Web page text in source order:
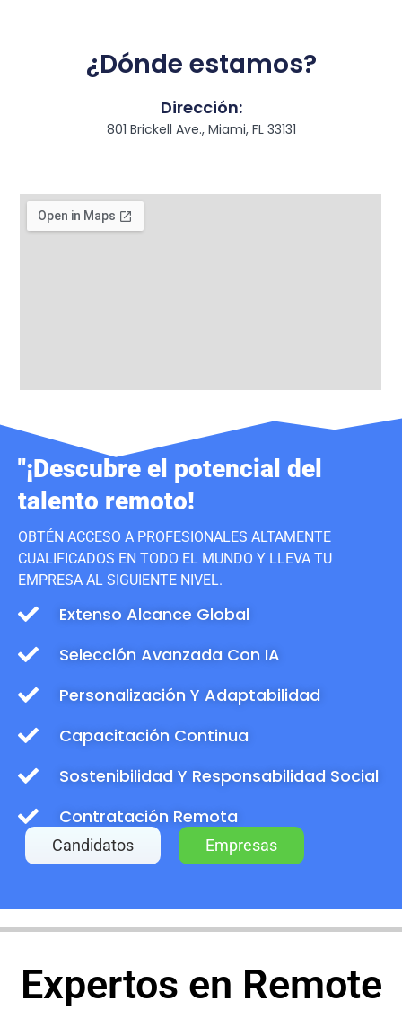
¿Dónde estamos?
Dirección:
801 Brickell Ave., Miami, FL 33131
"¡Descubre el potencial del
talento remoto!
OBTÉN ACCESO A PROFESIONALES ALTAMENTE
CUALIFICADOS EN TODO EL MUNDO Y LLEVA TU
EMPRESA AL SIGUIENTE NIVEL.
Extenso Alcance Global
Selección Avanzada Con IA
Personalización Y Adaptabilidad
Capacitación Continua
Sostenibilidad Y Responsabilidad Social
Contratación Remota
Candidatos Empresas
Expertos en Remote